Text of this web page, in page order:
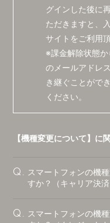
会員登
グインした後に
ただきますと、
サイトをご利用
※課金解除状態
のメールアドレ
き継ぐことがで
ください。
【機種変更について】に
Q. スマートフォンの機
すか？（キャリア決
Q. スマートフォンの機